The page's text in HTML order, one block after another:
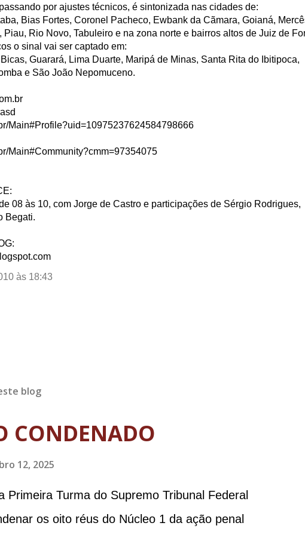
por ajustes técnicos, é sintonizada nas cidades de:
Bias Fortes, Coronel Pacheco, Ewbank da Cãmara, Goianá,
Piau, Rio Novo, Tabuleiro e na zona norte e bairros altos de Juiz de
o sinal vai ser captado em:
Guarará, Lima Duarte, Maripá de Minas, Santa Rita do Ibitipoca,
e São João Nepomuceno.
Main#Profile?uid=10975237624584798666
Main#Community?cmm=97354075
08 às 10, com Jorge de Castro e participações de Sérgio Rodrigues,
Begati.
às 18:43
blog
CONDENADO
12, 2025
Primeira Turma do Supremo Tribunal Federal
os oito réus do Núcleo 1 da ação penal